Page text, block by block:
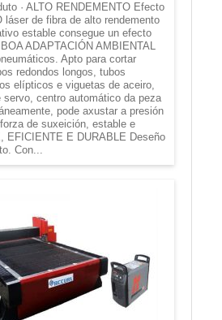
· ALTO RENDEMENTO Efecto
láser de fibra de alto rendemento
estable consegue un efecto
ADAPTACIÓN AMBIENTAL
Apto para cortar
redondos longos, tubos
elípticos e viguetas de aceiro,
servo, centro automático da peza
pode axustar a presión
de suxeición, estable e
EFICIENTE E DURABLE Deseño
Con...